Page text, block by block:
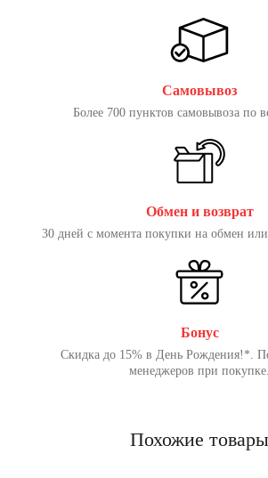
Самовывоз
Более 700 пунктов самовывоза по
Обмен и возврат
30 дней с момента покупки на обмен или
Бонус
Скидка до 15% в День Рождения!*.
менеджеров при покупке.
Похожие товары